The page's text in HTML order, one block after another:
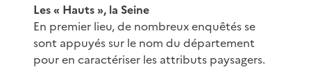
Les « Hauts », la Seine
En premier lieu, de nombreux enquêtés se
sont appuyés sur le nom du département
pour en caractériser les attributs paysagers.